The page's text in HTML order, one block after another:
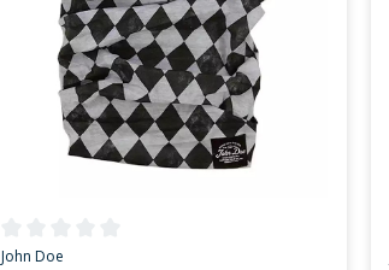
Durchschnittliche Bewertung von 0 von 5 Sternen
John Doe